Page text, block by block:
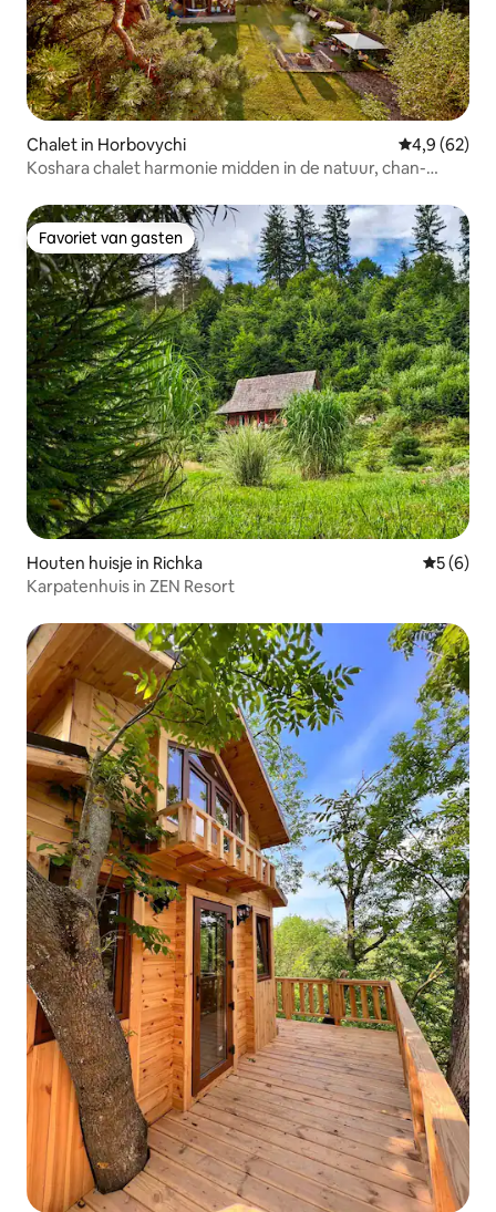
Chalet in Horbovychi Gemiddelde
4,9 (62)
Koshara chalet harmonie midden in de natuur, chan-
Favoriet van gasten
Favoriet van gasten
Houten huisje in Richka
5 (6)
Karpatenhuis in ZEN Resort